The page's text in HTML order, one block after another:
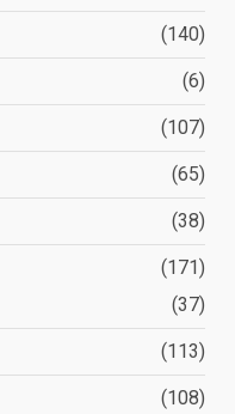
(140)
(6)
(107)
(65)
(38)
(171)
(37)
(113)
(108)